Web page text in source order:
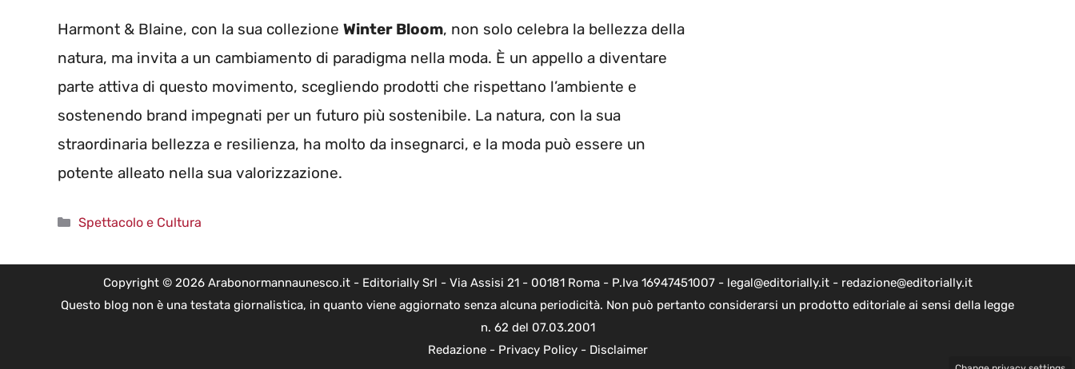
Harmont & Blaine, con la sua collezione Winter Bloom, non solo celebra la bellezza della
natura, ma invita a un cambiamento di paradigma nella moda. È un appello a diventare
parte attiva di questo movimento, scegliendo prodotti che rispettano l’ambiente e
sostenendo brand impegnati per un futuro più sostenibile. La natura, con la sua
straordinaria bellezza e resilienza, ha molto da insegnarci, e la moda può essere un
potente alleato nella sua valorizzazione.
Categorie
Spettacolo e Cultura
Copyright © 2026 Arabonormannaunesco.it - Editorially Srl - Via Assisi 21 - 00181 Roma - P.Iva 16947451007 - legal@editorially.it - redazione@editorially.it
Questo blog non è una testata giornalistica, in quanto viene aggiornato senza alcuna periodicità. Non può pertanto considerarsi un prodotto editoriale ai sensi della legge
n. 62 del 07.03.2001
Redazione- Privacy Policy- Disclaimer